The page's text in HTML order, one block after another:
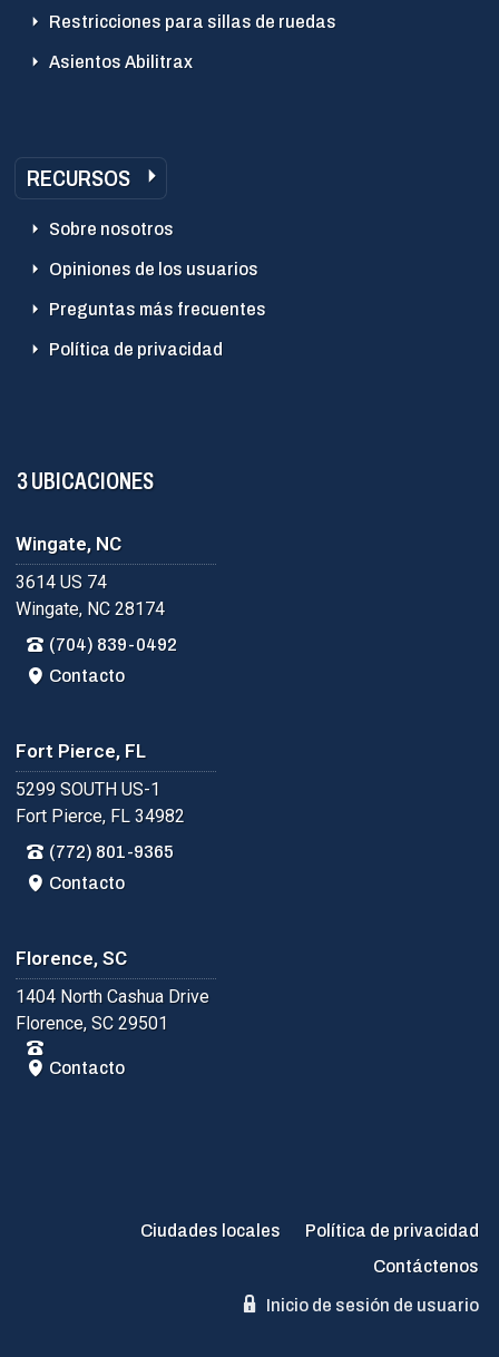
Restricciones para sillas de ruedas
Asientos Abilitrax
RECURSOS
Sobre nosotros
Opiniones de los usuarios
Preguntas más frecuentes
Política de privacidad
3 UBICACIONES
Wingate, NC
3614 US 74
Wingate, NC 28174
(704) 839-0492
Contacto
Fort Pierce, FL
5299 SOUTH US-1
Fort Pierce, FL 34982
(772) 801-9365
Contacto
Florence, SC
1404 North Cashua Drive
Florence, SC 29501
Contacto
Ciudades locales
Política de privacidad
Contáctenos
Inicio de sesión de usuario